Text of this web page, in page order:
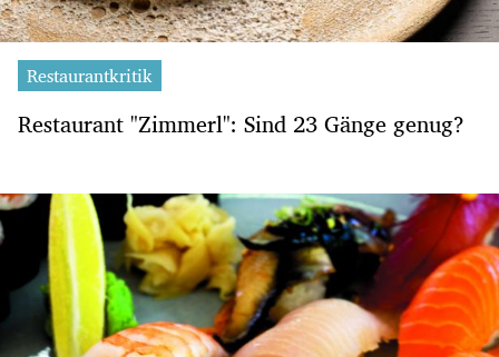
Restaurantkritik
Restaurant "Zimmerl": Sind 23 Gänge genug?